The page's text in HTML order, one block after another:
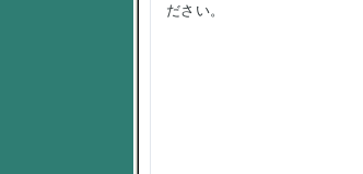
ださい。